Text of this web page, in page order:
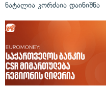
ნატალია კორძაია დაინიშნა